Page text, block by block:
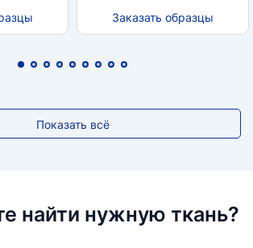
Заказать образцы
Показать всё
найти нужную ткань?